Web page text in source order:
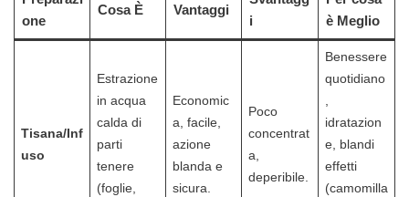
one
Cosa È Vantaggi
i
è Meglio
Tisana/Inf
uso
Estrazione
in acqua
calda di
parti
tenere
(foglie,
Economic
a, facile,
azione
blanda e
sicura.
Poco
concentrat
a,
deperibile.
Benessere
quotidiano
,
idratazion
e, blandi
effetti
(camomilla